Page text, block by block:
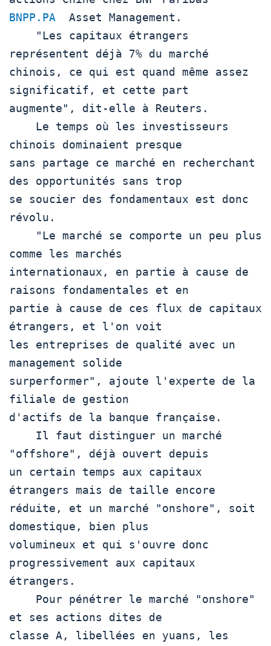
BNPP.PA
  Asset Management.
représentent déjà 7% du marché
chinois, ce qui est quand même assez
significatif, et cette part
augmente", dit-elle à Reuters.
chinois dominaient presque
sans partage ce marché en recherchant
des opportunités sans trop
se soucier des fondamentaux est donc
révolu.
comme les marchés
internationaux, en partie à cause de
raisons fondamentales et en
partie à cause de ces flux de capitaux
étrangers, et l'on voit
les entreprises de qualité avec un
management solide
surperformer", ajoute l'experte de la
filiale de gestion
d'actifs de la banque française.
"offshore", déjà ouvert depuis
un certain temps aux capitaux
étrangers mais de taille encore
réduite, et un marché "onshore", soit
domestique, bien plus
volumineux et qui s'ouvre donc
progressivement aux capitaux
étrangers.
et ses actions dites de
classe A, libellées en yuans, les